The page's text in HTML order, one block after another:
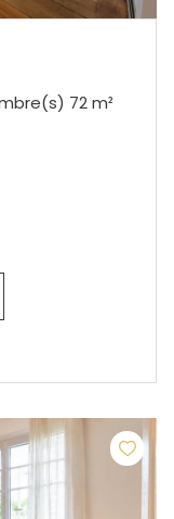
Appartement 3 pièce(s) 2 chambre(s) 72 m²